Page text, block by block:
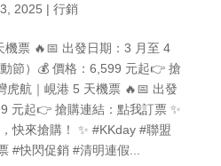
2025 | 行銷
機票 🔥📅 出發日期：3 月至 4
節）💰 價格：6,599 元起👉 搶
虎航｜峴港 5 天機票 🔥📅 出發
元起👉 搶購連結：點我訂票 ✨
快來搶購！ ✨ #KKday #聯盟
#快閃促銷 #清明連假...